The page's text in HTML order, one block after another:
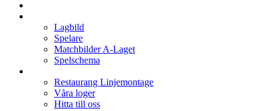
Lagbild
Spelare
Matchbilder A-Laget
Spelschema
Restaurang Linjemontage
Våra loger
Hitta till oss